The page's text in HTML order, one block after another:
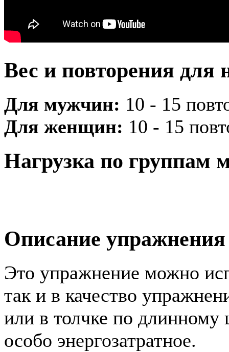
Вес и повторения для
Для мужчин: 10 - 15
Для женщин: 10 - 15
Нагрузка по группам
Описание упражнения
Это упражнение можно
так и в качество
или в толчке по
особо энергозатратное.